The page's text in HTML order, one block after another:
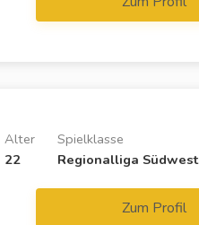
Spielklasse
Regionalliga Südwest
Alter
22
Zum Profil